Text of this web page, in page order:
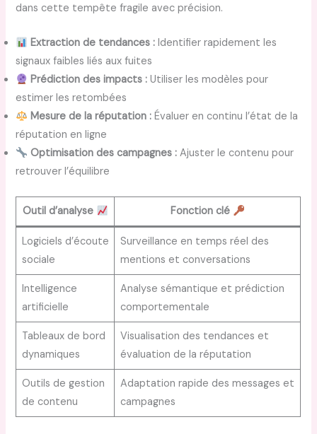
dans cette tempête fragile avec précision.
Extraction de tendances : Identifier rapidement les
signaux faibles liés aux fuites
Prédiction des impacts : Utiliser les modèles pour
estimer les retombées
Mesure de la réputation : Évaluer en continu l’état de la
réputation en ligne
Optimisation des campagnes : Ajuster le contenu pour
retrouver l’équilibre
Outil d’analyse Fonction clé
Logiciels d’écoute
sociale
Surveillance en temps réel des
mentions et conversations
Intelligence
artificielle
Analyse sémantique et prédiction
comportementale
Tableaux de bord
dynamiques
Visualisation des tendances et
évaluation de la réputation
Outils de gestion
de contenu
Adaptation rapide des messages et
campagnes